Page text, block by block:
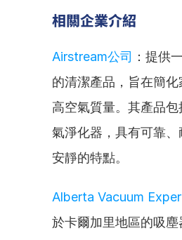
相關企業介紹
Airstream公司 ：提供
的清潔產品，旨在簡
高空氣質量。其產品
氣淨化器，具有可靠
安靜的特點。
Alberta Vacuum
於卡爾加里地區的吸